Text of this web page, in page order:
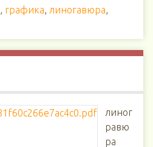
, графика, линогавюра,
линог
равю
ра